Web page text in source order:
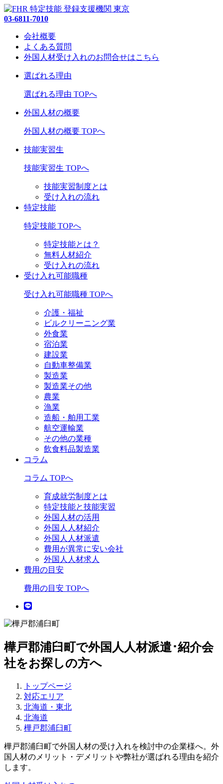
03-6811-7010
会社概要
よくある質問
外国人材受け入れのお問合せはこちら
選ばれる理由
選ばれる理由 TOPへ
外国人材の概要
外国人材の概要 TOPへ
技能実習生
技能実習生 TOPへ
技能実習制度とは
受け入れの流れ
特定技能
特定技能 TOPへ
特定技能とは？
無料人材紹介
受け入れの流れ
受け入れ可能職種
受け入れ可能職種 TOPへ
介護・福祉
ビルクリーニング業
外食業
宿泊業
建設業
自動車整備業
製造業
製造業その他
農業
漁業
造船・舶用工業
航空運輸業
その他の業種
飲食料品製造業
コラム
コラム TOPへ
育成就労制度とは
特定技能と技能実習
外国人材の活用
外国人人材紹介
外国人人材派遣
費用が異常に安い会社
外国人人材求人
費用の目安
費用の目安 TOPへ
樺戸郡浦臼町で外国人人材派遣･紹介会
社をお探しの方へ
トップページ
対応エリア
北海道・東北
北海道
樺戸郡浦臼町
樺戸郡浦臼町で外国人材の受け入れを検討中の企業様へ。外
国人材のメリット・デメリットや弊社が選ばれる理由を紹介
します。